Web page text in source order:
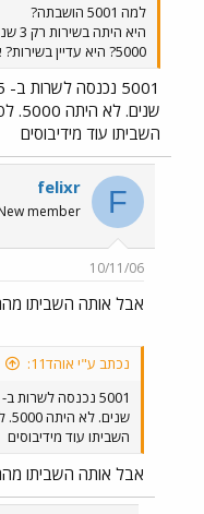
למה 5001 הושבתה?
5000? היא עדיין בשירות? איזה דגם היא? תודה!
5001 נכנסה לשרות ב- 1995 ופעלה מספר
השביתו עוד מידיבוסים
F
felixr
member
10/11/06
אבל אותה השביתו מהר, 3 שנים,
נכתב ע"י אוהד11:
5001 נכנסה לשרות ב- 1995 ופעלה מספר
השביתו עוד מידיבוסים
אבל אותה השביתו מהר, 3 שנים,